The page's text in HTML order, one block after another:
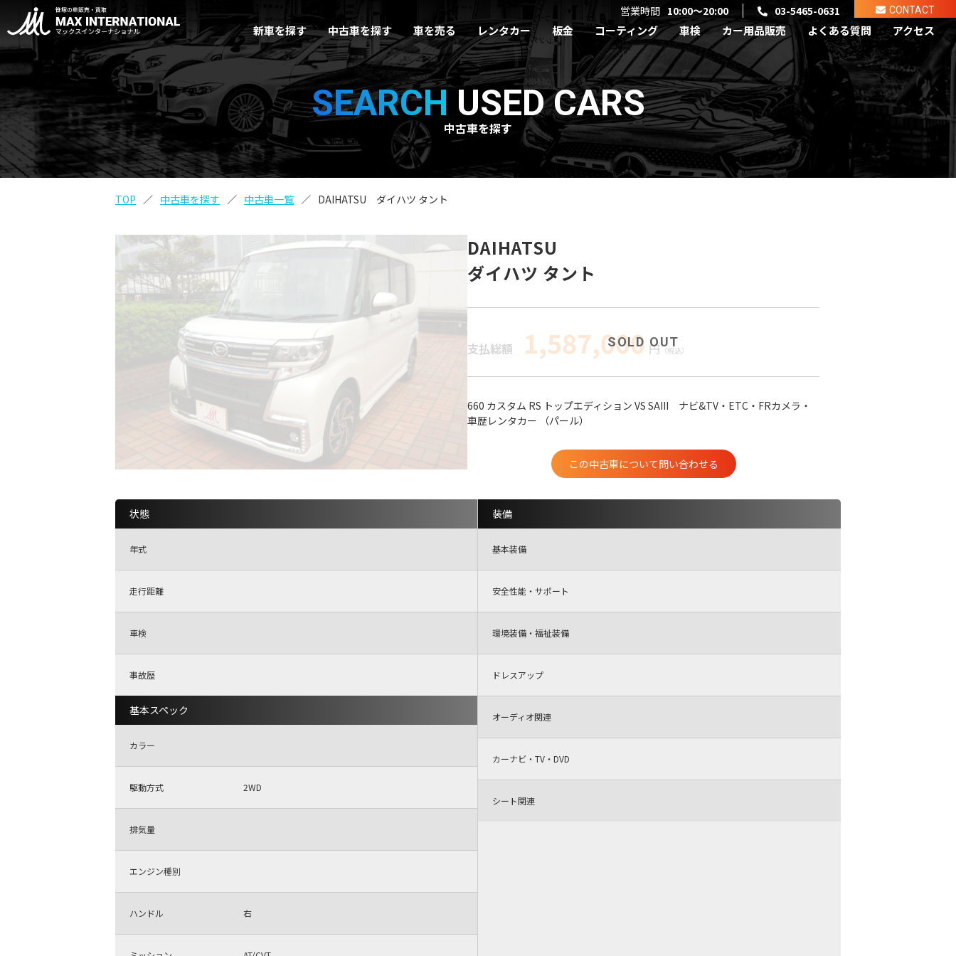
営業時間 10:00～20:00 03-5465-0631 CONTACT
新車を探す 中古車を探す 車を売る レンタカー 板金 コーティング 車検 カー用品販売 よくある質問 アクセス
SEARCH USED CARS
中古車を探す
TOP 中古車を探す 中古車一覧 DAIHATSU ダイハツ タント
DAIHATSU
ダイハツ タント
支払総額 1,587,000 円 （税込）
660 カスタム RS トップエディション VS SAIII ナビ&TV・ETC・FRカメラ・
車歴レンタカー （パール）
この中古車について問い合わせる
状態
年式
走行距離
車検
事故歴
基本スペック
カラー
駆動方式 2WD
排気量
エンジン種別
ハンドル 右
装備
基本装備
安全性能・サポート
環境装備・福祉装備
ドレスアップ
オーディオ関連
カーナビ・TV・DVD
シート関連